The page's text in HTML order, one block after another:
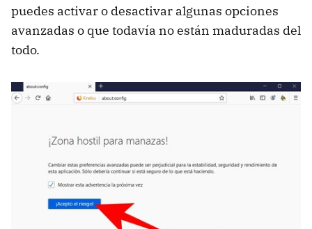
puedes activar o desactivar algunas opciones
avanzadas o que todavía no están maduradas del
todo.